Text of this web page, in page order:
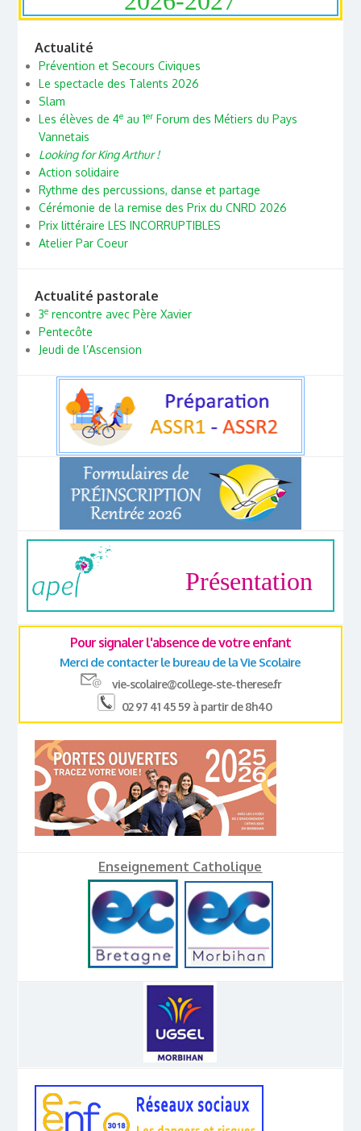
Actualité
Prévention et Secours Civiques
Le spectacle des Talents 2026
Slam
Les élèves de 4eau 1erForum des Métiers du Pays
Vannetais
Looking for King Arthur !
Action solidaire
Rythme des percussions, danse et partage
Cérémonie de la remise des Prix du CNRD 2026
Prix littéraire LES INCORRUPTIBLES
Atelier Par Coeur
Actualité pastorale
3erencontre avec Père Xavier
Pentecôte
Jeudi de l’Ascension
Présentation
Pour signaler l'absence de votre enfant
Merci de contacter le bureau de la Vie Scolaire
vie-scolaire@college-ste-therese.fr
02 97 41 45 59 à partir de 8h40
Enseignement Catholique